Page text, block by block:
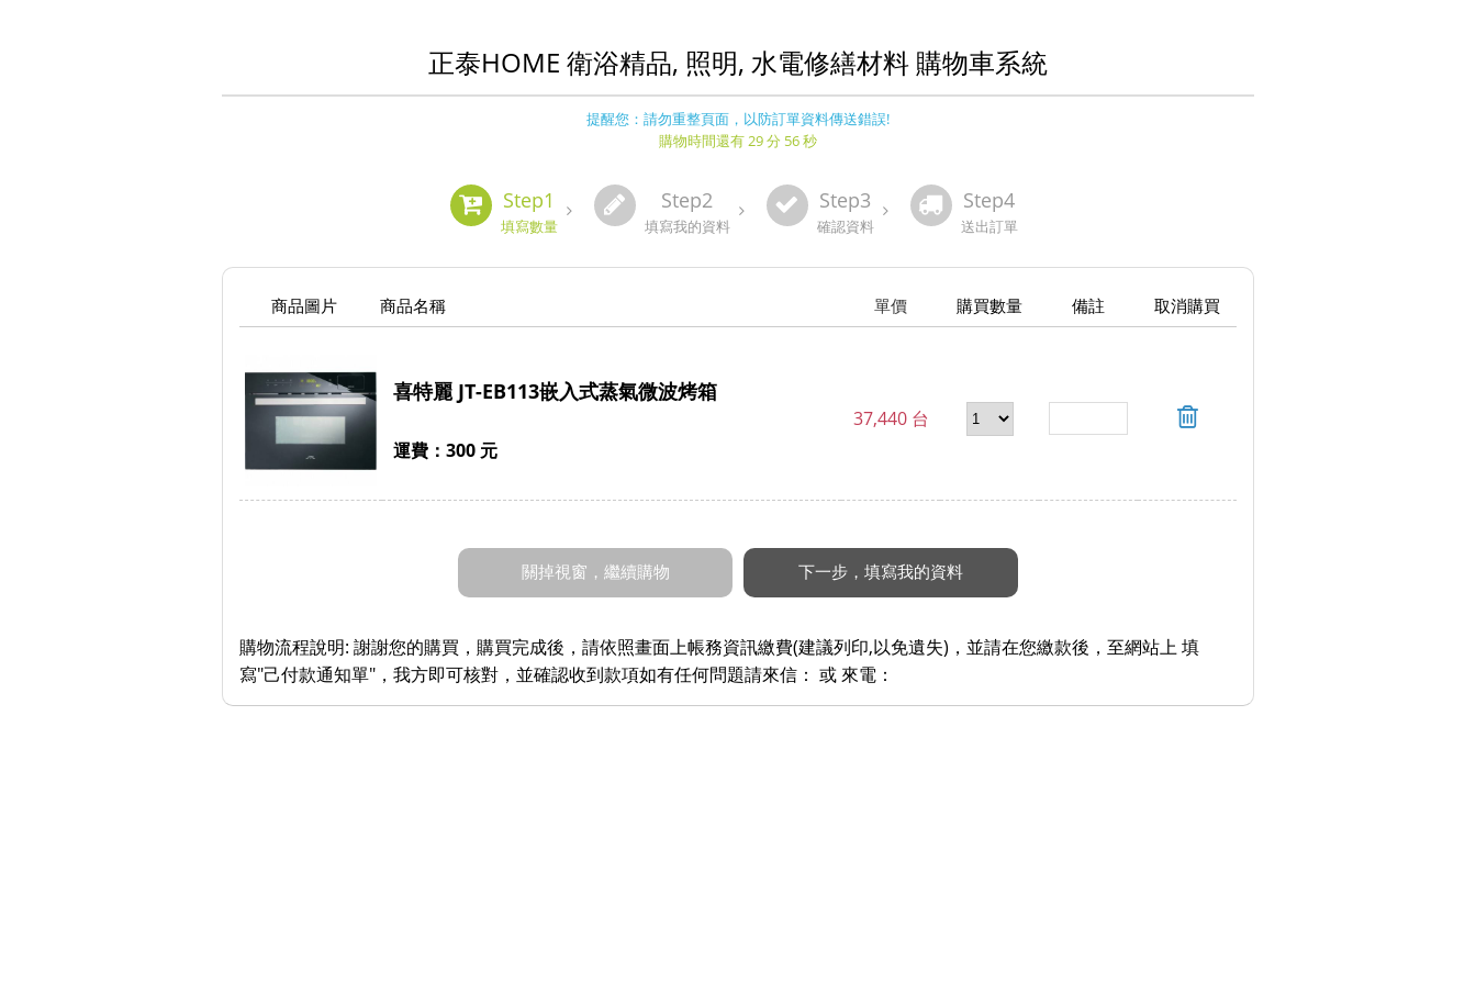
正泰HOME 衛浴精品, 照明, 水電修繕材料 購物車系統
提醒您：請勿重整頁面，以防訂單資料傳送錯誤!
購物時間還有 29 分 56 秒
Step1
填寫數量
Step2
填寫我的資料
Step3
確認資料
Step4
送出訂單
商品圖片 商品名稱 單價 購買數量 備註 取消購買
喜特麗 JT-EB113嵌入式蒸氣微波烤箱
運費：300 元
37,440 台
購物流程說明: 謝謝您的購買，購買完成後，請依照畫面上帳務資訊繳費(建議列印,以免遺失)，並請在您繳款後，至網站上 填
寫"己付款通知單"，我方即可核對，並確認收到款項如有任何問題請來信： 或 來電：